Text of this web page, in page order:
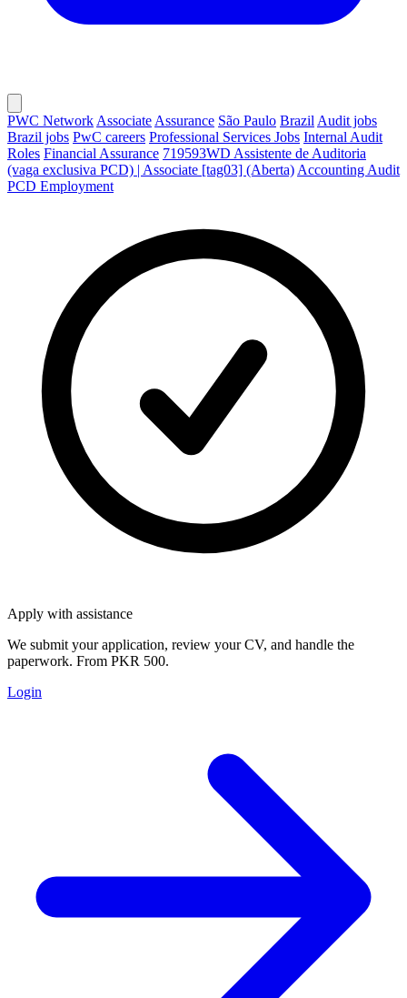
PWC Network Associate Assurance São Paulo Brazil Audit jobs
Brazil jobs PwC careers Professional Services Jobs Internal Audit
Roles Financial Assurance 719593WD Assistente de Auditoria
(vaga exclusiva PCD) | Associate [tag03] (Aberta) Accounting Audit
PCD Employment
Apply with assistance
We submit your application, review your CV, and handle the
paperwork. From PKR 500.
Login